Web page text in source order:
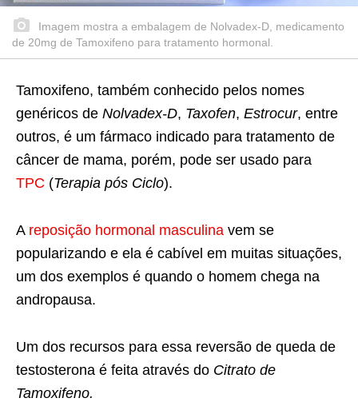
Imagem mostra a embalagem de Nolvadex-D, medicamento
de 20mg de Tamoxifeno para tratamento hormonal.
Tamoxifeno, também conhecido pelos nomes
genéricos de Nolvadex-D, Taxofen, Estrocur, entre
outros, é um fármaco indicado para tratamento de
câncer de mama, porém, pode ser usado para
TPC (Terapia pós Ciclo).
A reposição hormonal masculina vem se
popularizando e ela é cabível em muitas situações,
um dos exemplos é quando o homem chega na
andropausa.
Um dos recursos para essa reversão de queda de
testosterona é feita através do Citrato de
Tamoxifeno.